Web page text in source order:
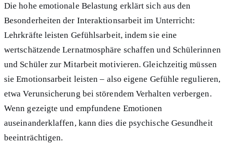
Die hohe emotionale Belastung erklärt sich aus den
Besonderheiten der Interaktionsarbeit im Unterricht:
Lehrkräfte leisten Gefühlsarbeit, indem sie eine
wertschätzende Lernatmosphäre schaffen und Schülerinnen
und Schüler zur Mitarbeit motivieren. Gleichzeitig müssen
sie Emotionsarbeit leisten – also eigene Gefühle regulieren,
etwa Verunsicherung bei störendem Verhalten verbergen.
Wenn gezeigte und empfundene Emotionen
auseinanderklaffen, kann dies die psychische Gesundheit
beeinträchtigen.